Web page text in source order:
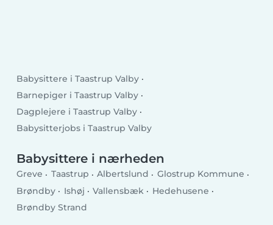
Babysittere i Taastrup Valby
Barnepiger i Taastrup Valby
Dagplejere i Taastrup Valby
Babysitterjobs i Taastrup Valby
Babysittere i nærheden
Greve Taastrup Albertslund
Glostrup Kommune
Brøndby
Ishøj Vallensbæk
Hedehusene
Brøndby Strand